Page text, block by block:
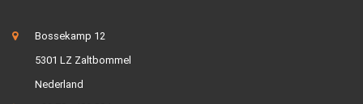
Bossekamp 12
5301 LZ Zaltbommel
Nederland